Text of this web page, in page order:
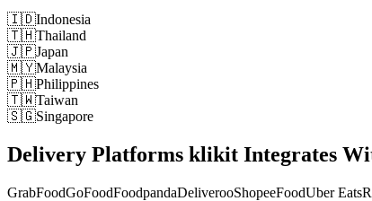
🇮🇩Indonesia
🇹🇭Thailand
🇯🇵Japan
🇲🇾Malaysia
🇵🇭Philippines
🇹🇼Taiwan
🇸🇬Singapore
Delivery Platforms klikit Integrates
GrabFoodGoFoodFoodpandaDeliverooShopeeFoodUber Eats